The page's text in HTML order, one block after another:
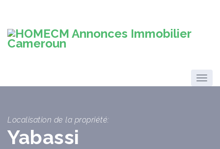
Localisation de la propriété:
Yabassi